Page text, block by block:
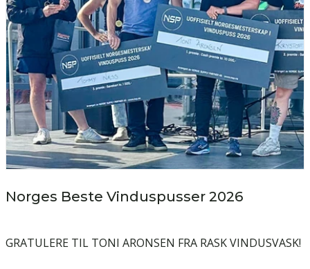
Norges Beste Vinduspusser 2026
GRATULERE TIL TONI ARONSEN FRA RASK VINDUSVASK!